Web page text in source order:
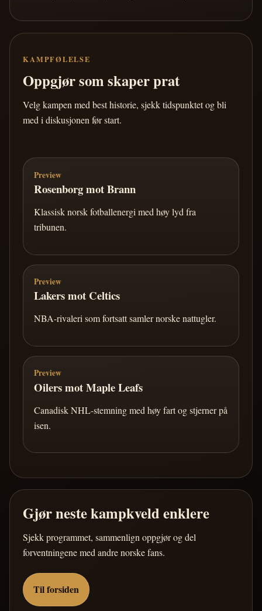
KAMPFØLELSE
Oppgjør som skaper prat
Velg kampen med best historie, sjekk tidspunktet og bli
med i diskusjonen før start.
Preview
Rosenborg mot Brann
Klassisk norsk fotballenergi med høy lyd fra
tribunen.
Preview
Lakers mot Celtics
NBA-rivaleri som fortsatt samler norske nattugler.
Preview
Oilers mot Maple Leafs
Canadisk NHL-stemning med høy fart og stjerner på
isen.
Gjør neste kampkveld enklere
Sjekk programmet, sammenlign oppgjør og del
forventningene med andre norske fans.
Til forsiden